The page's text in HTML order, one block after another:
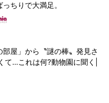
ちりで大満足。
部屋」から〝謎の棒〟発見さ
て...これは何?動物園に聞く|